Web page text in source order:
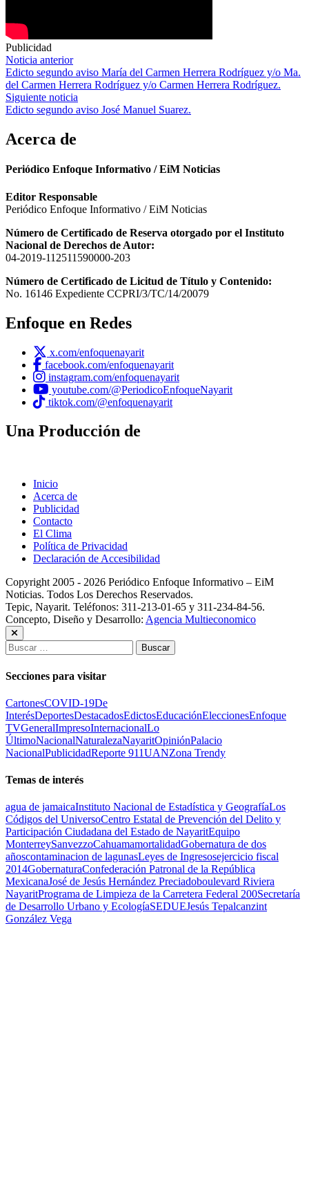
Publicidad
Navegación
de
entradas
Noticia anterior
Edicto segundo aviso María del Carmen Herrera Rodríguez y/o Ma.
del Carmen Herrera Rodríguez y/o Carmen Herrera Rodríguez.
Siguiente noticia
Edicto segundo aviso José Manuel Suarez.
Acerca de
Periódico Enfoque Informativo / EiM Noticias
Editor Responsable
Periódico Enfoque Informativo / EiM Noticias
Número de Certificado de Reserva otorgado por el Instituto
Nacional de Derechos de Autor:
04-2019-112511590000-203
Número de Certificado de Licitud de Título y Contenido:
No. 16146 Expediente CCPRI/3/TC/14/20079
Enfoque en Redes
x.com/enfoquenayarit
facebook.com/enfoquenayarit
instagram.com/enfoquenayarit
youtube.com/@PeriodicoEnfoqueNayarit
tiktok.com/@enfoquenayarit
Una Producción de
Inicio
Acerca de
Publicidad
Contacto
El Clima
Política de Privacidad
Declaración de Accesibilidad
Copyright 2005 - 2026 Periódico Enfoque Informativo – EiM
Noticias. Todos Los Derechos Reservados.
Tepic, Nayarit. Teléfonos: 311-213-01-65 y 311-234-84-56.
Concepto, Diseño y Desarrollo: Agencia Multieconomico
Buscar:
Secciones para visitar
CartonesCOVID-19De
InterésDeportesDestacadosEdictosEducaciónEleccionesEnfoque
TVGeneralImpresoInternacionalLo
ÚltimoNacionalNaturalezaNayaritOpiniónPalacio
NacionalPublicidadReporte 911UANZona Trendy
Temas de interés
agua de jamaicaInstituto Nacional de Estadística y GeografíaLos
Códigos del UniversoCentro Estatal de Prevención del Delito y
Participación Ciudadana del Estado de NayaritEquipo
MonterreySanvezzoCahuamamortalidadGobernatura de dos
añoscontaminacion de lagunasLeyes de Ingresosejercicio fiscal
2014GobernaturaConfederación Patronal de la República
MexicanaJosé de Jesús Hernández Preciadoboulevard Riviera
NayaritPrograma de Limpieza de la Carretera Federal 200Secretaría
de Desarrollo Urbano y EcologíaSEDUEJesús Tepalcanzint
González Vega